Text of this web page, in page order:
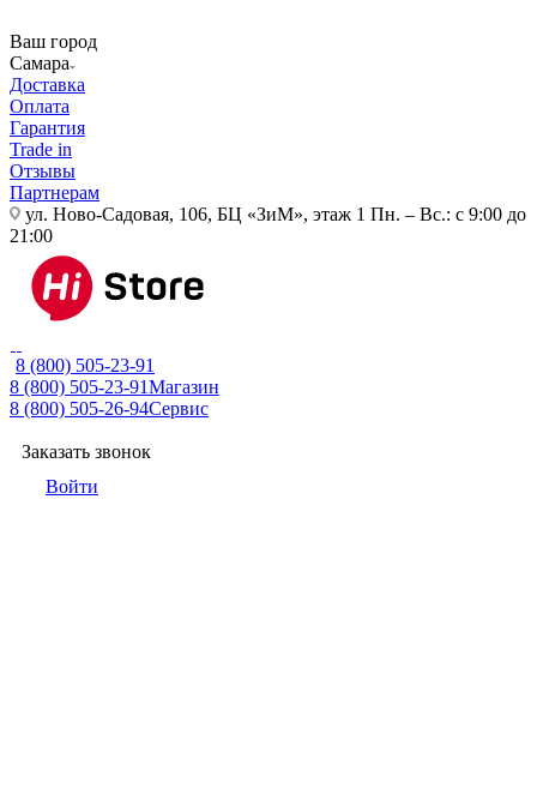
Ваш город
Самара
Доставка
Оплата
Гарантия
Trade in
Отзывы
Партнерам
ул. Ново-Садовая, 106, БЦ «ЗиМ», этаж 1 Пн. – Вс.: с 9:00 до
21:00
8 (800) 505-23-91
8 (800) 505-23-91Магазин
8 (800) 505-26-94Сервис
Заказать звонок
Войти